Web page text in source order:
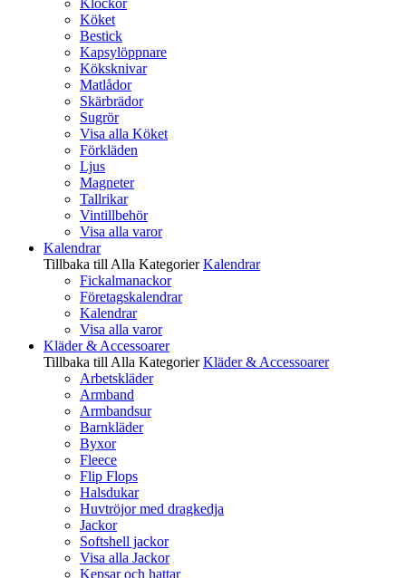
Klockor
Köket
Bestick
Kapsylöppnare
Köksknivar
Matlådor
Skärbrädor
Sugrör
Visa alla Köket
Förkläden
Ljus
Magneter
Tallrikar
Vintillbehör
Visa alla varor
Kalendrar
Tillbaka till Alla Kategorier Kalendrar
Fickalmanackor
Företagskalendrar
Kalendrar
Visa alla varor
Kläder & Accessoarer
Tillbaka till Alla Kategorier Kläder & Accessoarer
Arbetskläder
Armband
Armbandsur
Barnkläder
Byxor
Fleece
Flip Flops
Halsdukar
Huvtröjor med dragkedja
Jackor
Softshell jackor
Visa alla Jackor
Kepsar och hattar